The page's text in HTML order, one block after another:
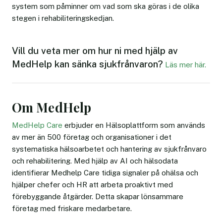
system som påminner om vad som ska göras i de olika
stegen i rehabiliteringskedjan.
Vill du veta mer om hur ni med hjälp av
MedHelp kan sänka sjukfrånvaron? Läs mer här.
Om MedHelp
MedHelp Care erbjuder en Hälsoplattform som används
av mer än 500 företag och organisationer i det
systematiska hälsoarbetet och hantering av sjukfrånvaro
och rehabilitering. Med hjälp av AI och hälsodata
identifierar Medhelp Care tidiga signaler på ohälsa och
hjälper chefer och HR att arbeta proaktivt med
förebyggande åtgärder. Detta skapar lönsammare
företag med friskare medarbetare.